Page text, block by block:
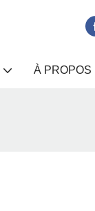
À PROPOS